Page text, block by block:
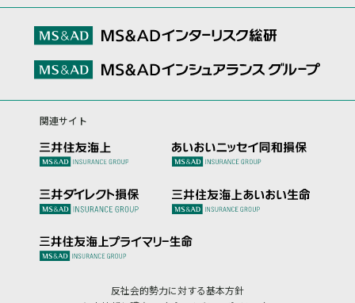
関連サイト
反社会的勢力に対する基本方針